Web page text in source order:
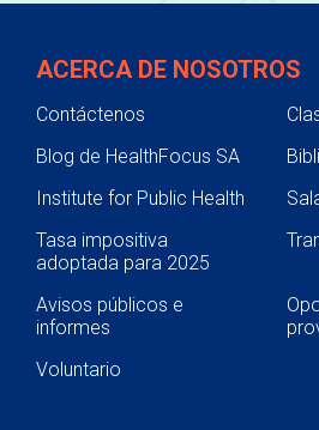
ACERCA DE NOSOTROS
Contáctenos
Blog de HealthFocus SA
Institute for Public Health
Tasa impositiva
adoptada para 2025
Avisos públicos e
informes
Voluntario